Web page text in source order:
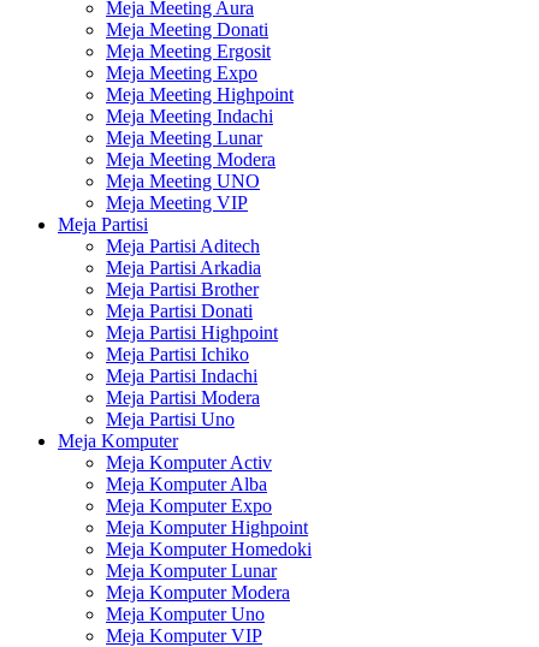
Meja Meeting Aura
Meja Meeting Donati
Meja Meeting Ergosit
Meja Meeting Expo
Meja Meeting Highpoint
Meja Meeting Indachi
Meja Meeting Lunar
Meja Meeting Modera
Meja Meeting UNO
Meja Meeting VIP
Meja Partisi
Meja Partisi Aditech
Meja Partisi Arkadia
Meja Partisi Brother
Meja Partisi Donati
Meja Partisi Highpoint
Meja Partisi Ichiko
Meja Partisi Indachi
Meja Partisi Modera
Meja Partisi Uno
Meja Komputer
Meja Komputer Activ
Meja Komputer Alba
Meja Komputer Expo
Meja Komputer Highpoint
Meja Komputer Homedoki
Meja Komputer Lunar
Meja Komputer Modera
Meja Komputer Uno
Meja Komputer VIP